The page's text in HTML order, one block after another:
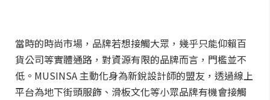
當時的時尚市場，品牌若想接觸大眾，幾乎只能仰賴百
貨公司等實體通路，對資源有限的品牌而言，門檻並不
低。MUSINSA 主動化身為新銳設計師的盟友，透過線上
平台為地下街頭服飾、滑板文化等小眾品牌有機會接觸